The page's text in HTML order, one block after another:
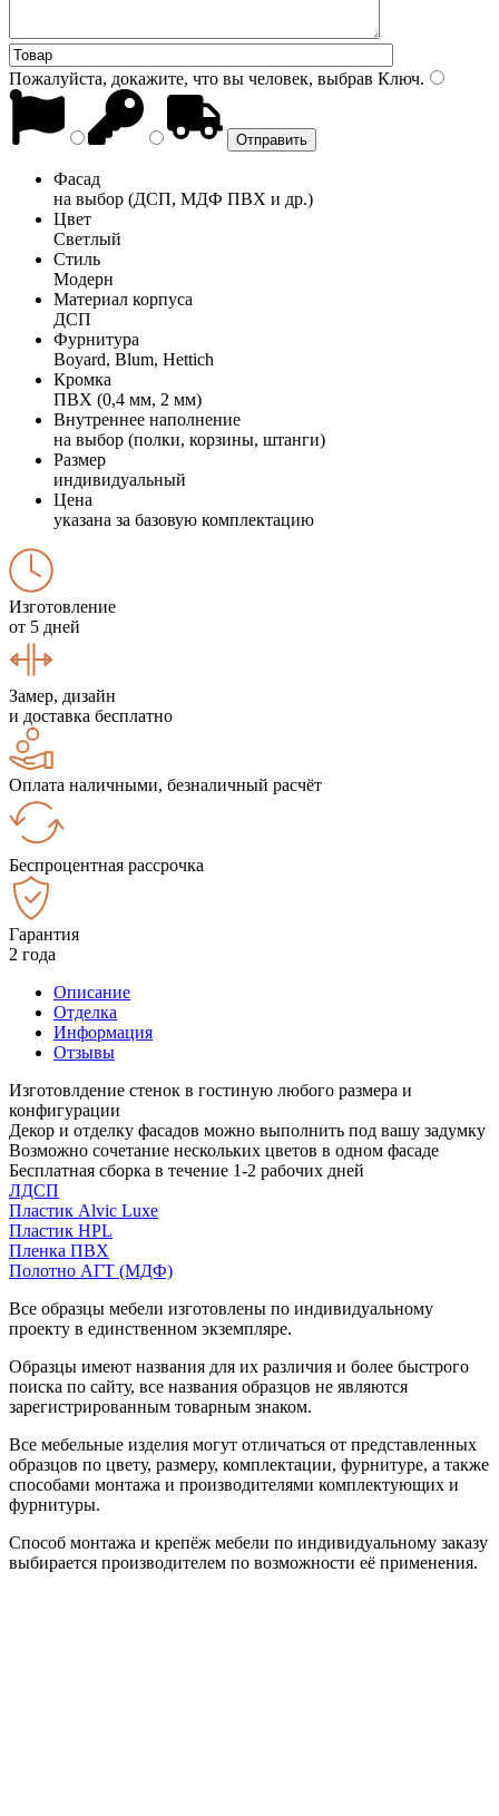
Пожалуйста, докажите, что вы человек, выбрав Ключ.
Фасад
на выбор (ДСП, МДФ ПВХ и др.)
Цвет
Светлый
Стиль
Модерн
Материал корпуса
ДСП
Фурнитура
Boyard, Blum, Hettich
Кромка
ПВХ (0,4 мм, 2 мм)
Внутреннее наполнение
на выбор (полки, корзины, штанги)
Размер
индивидуальный
Цена
указана за базовую комплектацию
Изготовление
от 5 дней
Замер, дизайн
и доставка бесплатно
Оплата наличными, безналичный расчёт
Беспроцентная рассрочка
Гарантия
2 года
Описание
Отделка
Информация
Отзывы
Изготовлдение стенок в гостиную любого размера и
конфигурации
Декор и отделку фасадов можно выполнить под вашу задумку
Возможно сочетание нескольких цветов в одном фасаде
Бесплатная сборка в течение 1-2 рабочих дней
ЛДСП
Пластик Alvic Luxe
Пластик HPL
Пленка ПВХ
Полотно АГТ (МДФ)
Все образцы мебели изготовлены по индивидуальному
проекту в единственном экземпляре.
Образцы имеют названия для их различия и более быстрого
поиска по сайту, все названия образцов не являются
зарегистрированным товарным знаком.
Все мебельные изделия могут отличаться от представленных
образцов по цвету, размеру, комплектации, фурнитуре, а также
способами монтажа и производителями комплектующих и
фурнитуры.
Способ монтажа и крепёж мебели по индивидуальному заказу
выбирается производителем по возможности её применения.